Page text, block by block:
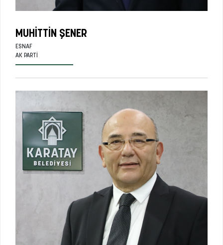
MUHITTIN ŞENER
ESNAF
AK PARTI